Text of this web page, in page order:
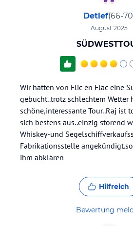
Detlef(66-
August 2025
Wir hatten von Flic en Flac eine
gebucht..trotz schlechtem Wetter
schöne,interessante Tour..Raj ist
sich bestens aus..einzig störend
Whiskey-und
Fabrikationsstelle
ihm abklären
Hilfreich
Bewertung